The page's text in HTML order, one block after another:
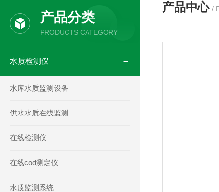
产品分类
PRODUCTS CATEGORY
水质检测仪
水库水质监测设备
供水水质在线监测
在线检测仪
在线cod测定仪
水质监测系统
产品中心 /